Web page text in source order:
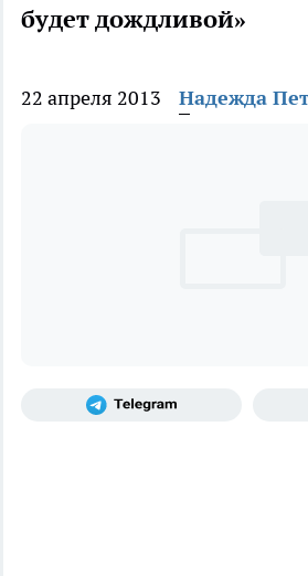
будет дождливой»
22 апреля 2013 Надежда